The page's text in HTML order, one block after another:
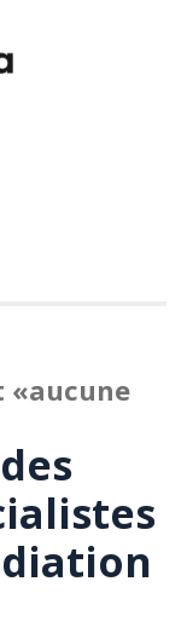
«aucune